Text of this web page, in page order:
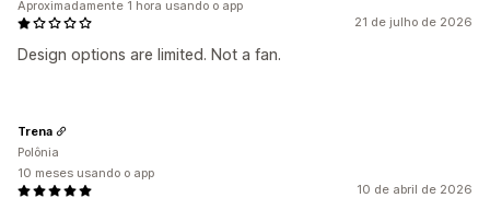
21 de julho de 2026
Design options are limited. Not a fan.
Aproximadamente 1 hora usando o app
10 de abril de 2026
Trena
Polônia
10 meses usando o app